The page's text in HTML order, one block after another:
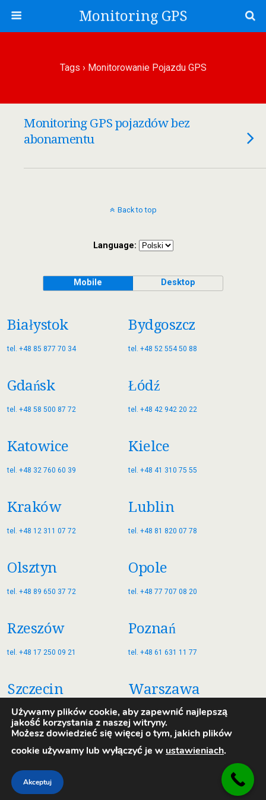
Monitoring GPS
Tags › Monitorowanie Pojazdu GPS
Monitoring GPS pojazdów bez
abonamentu
Back to top
Language:
Mobile Desktop
Białystok
tel. +48 85 877 70 34
Bydgoszcz
tel. +48 52 554 50 88
Gdańsk
tel. +48 58 500 87 72
Łódź
tel. +48 42 942 20 22
Katowice
tel. +48 32 760 60 39
Kielce
tel. +48 41 310 75 55
Kraków
tel. +48 12 311 07 72
Lublin
tel. +48 81 820 07 78
Olsztyn
tel. +48 89 650 37 72
Opole
tel. +48 77 707 08 20
Rzeszów
tel. +48 17 250 09 21
Poznań
tel. +48 61 631 11 77
Szczecin
tel. +48 91 885 35 77
Warszawa
tel. +48 22 822 77 79
Wrocław
tel. +48 71 700 01 57
Zielona Góra
Używamy plików cookie, aby zapewnić najlepszą
jakość korzystania z naszej witryny.
Możesz dowiedzieć się więcej o tym, jakich plików
cookie używamy lub wyłączyć je w ustawieniach.
Akceptuj